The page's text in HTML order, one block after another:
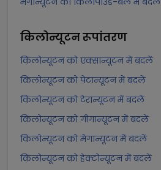
किलोन्यूटनरूपांतरण
किलोन्यूटन को एक्सान्यूटन में बदलें
किलोन्यूटन को पेटान्यूटन में बदलें
किलोन्यूटन को टेरान्यूटन में बदलें
किलोन्यूटन को गीगान्यूटन में बदलें
किलोन्यूटन को मेगान्यूटन में बदलें
किलोन्यूटन को हेक्टोन्यूटन में बदलें